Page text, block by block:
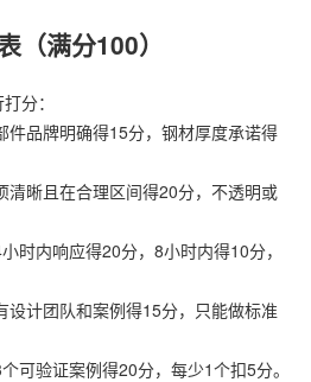
（满分100）
分：
件品牌明确得15分，钢材厚度承诺得
晰且在合理区间得20分，不透明或
时内响应得20分，8小时内得10分，
计团队和案例得15分，只能做标准
可验证案例得20分，每少1个扣5分。